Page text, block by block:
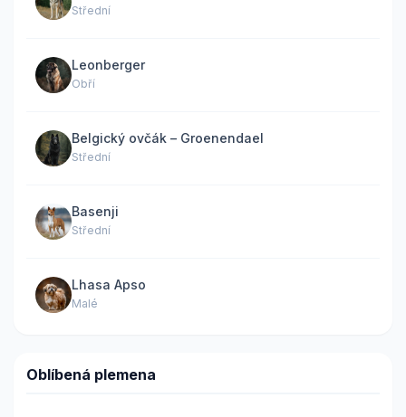
Střední
Leonberger
Obří
Belgický ovčák – Groenendael
Střední
Basenji
Střední
Lhasa Apso
Malé
Oblíbená plemena